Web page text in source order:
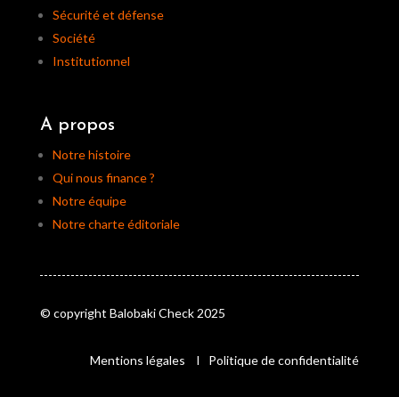
Sécurité et défense
Société
Institutionnel
A propos
Notre histoire
Qui nous finance ?
Notre équipe
Notre charte éditoriale
© copyright Balobaki Check 2025
Mentions légales I Politique de confidentialité